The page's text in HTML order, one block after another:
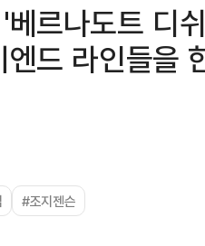
르나도트 디
드 라인들을
#조지젠슨